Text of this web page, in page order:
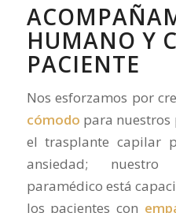
HUMANO Y
PACIENTE
Nos esforzamos por
cómodo para nuestros
el trasplante capilar
ansiedad;
paramédico está
los pacientes con